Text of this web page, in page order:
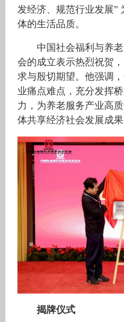
发经济、规范行业发展”
体的生活品质。
中国社会福利与养
会的成立表示热烈祝贺
求与殷切期望。他强调
业痛点难点，充分发挥
力，为养老服务产业高
体共享经济社会发展成果
揭牌仪式